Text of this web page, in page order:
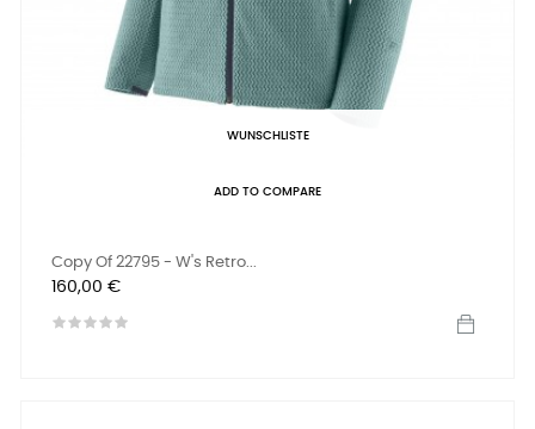
WUNSCHLISTE
ADD TO COMPARE
Copy Of 22795 - W's Retro...
Preis
160,00 €